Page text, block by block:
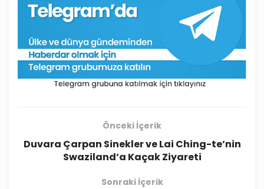
Önceki İçerik
Duvara Çarpan Sinekler ve Lai Ching-te’nin
Swaziland’a Kaçak Ziyareti
Sonraki İçerik